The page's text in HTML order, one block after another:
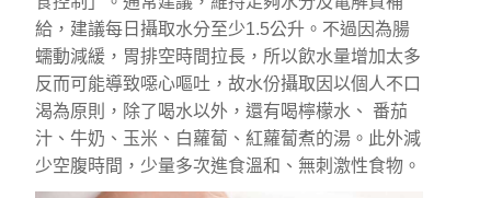
給，建議每日攝取水分至少1.5公升。不過因為腸
蠕動減緩，胃排空時間拉長，所以飲水量增加太多
反而可能導致噁心嘔吐，故水份攝取因以個人不口
渴為原則，除了喝水以外，還有喝檸檬水、 番茄
汁、牛奶、玉米、白蘿蔔、紅蘿蔔煮的湯。此外減
少空腹時間，少量多次進食溫和、無刺激性食物。